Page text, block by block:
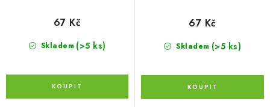
Skladem (>5 ks)
67 Kč
Skladem (>5 ks)
67 Kč